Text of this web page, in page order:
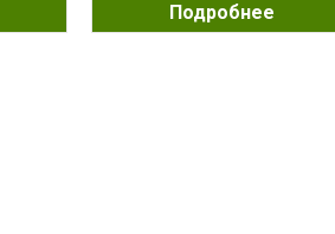
Подробнее